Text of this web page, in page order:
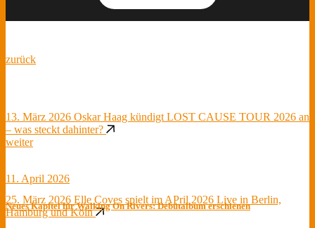
zurück
13. März 2026 Oskar Haag kündigt LOST CAUSE TOUR 2026 an
– was steckt dahinter?
weiter
25. März 2026 Elle Coves spielt im APril 2026 Live in Berlin,
Hamburg und Köln
11. April 2026
Neues Kapitel für Walking On Rivers: Debütalbum erschienen